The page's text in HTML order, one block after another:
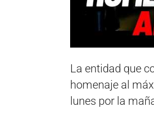
La entidad que
homenaje al
lunes por la